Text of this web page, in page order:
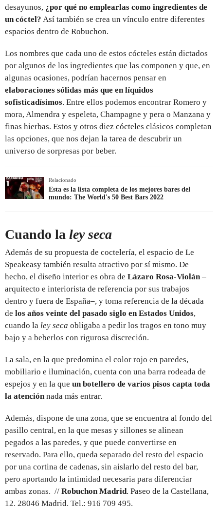
desayunos, ¿por qué no emplearlas como ingredientes de
un cóctel? Así también se crea un vínculo entre diferentes
espacios dentro de Robuchon.
Los nombres que cada uno de estos cócteles están dictados
por algunos de los ingredientes que las componen y que, en
algunas ocasiones, podrían hacernos pensar en
elaboraciones sólidas más que en líquidos
sofisticadísimos. Entre ellos podemos encontrar Romero y
mora, Almendra y espeleta, Champagne y pera o Manzana y
finas hierbas. Estos y otros diez cócteles clásicos completan
las opciones, que nos dejan la tarea de descubrir un
universo de sorpresas por beber.
Relacionado
Esta es la lista completa de los mejores bares del
mundo: The World's 50 Best Bars 2022
Cuando la ley seca
Además de su propuesta de coctelería, el espacio de Le
Speakeasy también resulta atractivo por sí mismo. De
hecho, el diseño interior es obra de Lázaro Rosa-Violán–
arquitecto e interiorista de referencia por sus trabajos
dentro y fuera de España–, y toma referencia de la década
de los años veinte del pasado siglo en Estados Unidos,
cuando la ley seca obligaba a pedir los tragos en tono muy
bajo y a beberlos con rigurosa discreción.
La sala, en la que predomina el color rojo en paredes,
mobiliario e iluminación, cuenta con una barra rodeada de
espejos y en la que un botellero de varios pisos capta toda
la atenciónnada más entrar.
Además, dispone de una zona, que se encuentra al fondo del
pasillo central, en la que mesas y sillones se alinean
pegados a las paredes, y que puede convertirse en
reservado. Para ello, queda separado del resto del espacio
por una cortina de cadenas, sin aislarlo del resto del bar,
pero aportando la intimidad necesaria para diferenciar
ambas zonas. // Robuchon Madrid. Paseo de la Castellana,
12. 28046 Madrid. Tel.: 916 709 495.